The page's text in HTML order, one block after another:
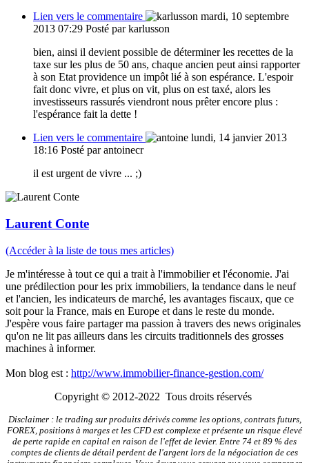
Lien vers le commentaire
mardi, 10 septembre
2013 07:29 Posté par karlusson
bien, ainsi il devient possible de déterminer les recettes de la
taxe sur les plus de 50 ans, chaque ancien peut ainsi rapporter
à son Etat providence un impôt lié à son espérance. L'espoir
fait donc vivre, et plus on vit, plus on est taxé, alors les
investisseurs rassurés viendront nous prêter encore plus :
l'espérance fait la dette !
Lien vers le commentaire
lundi, 14 janvier 2013
18:16 Posté par antoinecr
il est urgent de vivre ... ;)
Laurent Conte
(Accéder à la liste de tous mes articles)
Je m'intéresse à tout ce qui a trait à l'immobilier et l'économie. J'ai
une prédilection pour les prix immobiliers, la tendance dans le neuf
et l'ancien, les indicateurs de marché, les avantages fiscaux, que ce
soit pour la France, mais en Europe et dans le reste du monde.
J'espère vous faire partager ma passion à travers des news originales
qu'on ne lit pas ailleurs dans les circuits traditionnels des grosses
machines à informer.
Mon blog est : http://www.immobilier-finance-gestion.com/
Copyright © 2012-2022 Tous droits réservés
Disclaimer : le trading sur produits dérivés comme les options, contrats futurs,
FOREX, positions à marges et les CFD est complexe et présente un risque élevé
de perte rapide en capital en raison de l'effet de levier. Entre 74 et 89 % des
comptes de clients de détail perdent de l'argent lors de la négociation de ces